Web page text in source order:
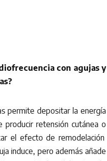
con agujas y
permite depositar la energía
retensión cutánea o
el efecto de remodelación
induce, pero además añade